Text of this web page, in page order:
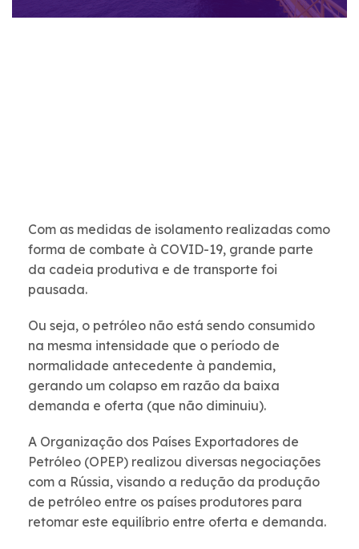
Com as medidas de isolamento realizadas como
forma de combate à COVID-19, grande parte
da cadeia produtiva e de transporte foi
pausada.
Ou seja, o petróleo não está sendo consumido
na mesma intensidade que o período de
normalidade antecedente à pandemia,
gerando um colapso em razão da baixa
demanda e oferta (que não diminuiu).
A Organização dos Países Exportadores de
Petróleo (OPEP) realizou diversas negociações
com a Rússia, visando a redução da produção
de petróleo entre os países produtores para
retomar este equilíbrio entre oferta e demanda.